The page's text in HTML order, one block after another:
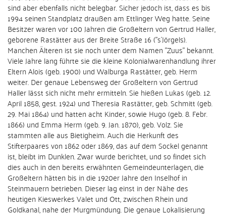
sind aber ebenfalls nicht belegbar. Sicher jedoch ist, dass es bis
1994 seinen Standplatz draußen am Ettlinger Weg hatte. Seine
Besitzer waren vor 100 Jahren die Großeltern von Gertrud Haller,
geborene Rastätter aus der Breite Straße 16 ("s´Jörgels).
Manchen Älteren ist sie noch unter dem Namen "Zuus" bekannt.
Viele Jahre lang führte sie die kleine Kolonialwarenhandlung ihrer
Eltern Alois (geb. 1900) und Walburga Rastätter, geb. Herm
weiter. Der genaue Lebensweg der Großeltern von Gertrud
Haller lässt sich nicht mehr ermitteln. Sie hießen Lukas (geb. 12.
April 1858, gest. 1924) und Theresia Rastätter, geb. Schmitt (geb.
29. Mai 1864) und hatten acht Kinder, sowie Hugo (geb. 8. Febr.
1866) und Emma Herm (geb. 9. Jan. 1870), geb. Volz. Sie
stammten alle aus Bietigheim. Auch die Herkunft des
Stifterpaares von 1862 oder 1869, das auf dem Sockel genannt
ist, bleibt im Dunklen. Zwar wurde berichtet, und so findet sich
dies auch in den bereits erwähnten Gemeindeunterlagen, die
Großeltern hätten bis in die 1920er Jahre den Inselhof in
Steinmauern betrieben. Dieser lag einst in der Nähe des
heutigen Kieswerkes Valet und Ott, zwischen Rhein und
Goldkanal, nahe der Murgmündung. Die genaue Lokalisierung